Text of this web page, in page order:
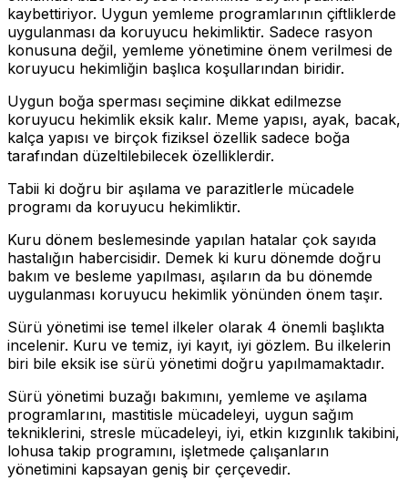
kaybettiriyor. Uygun yemleme programlarının çiftliklerde
uygulanması da koruyucu hekimliktir. Sadece rasyon
konusuna değil, yemleme yönetimine önem verilmesi de
koruyucu hekimliğin başlıca koşullarından biridir.
Uygun boğa sperması seçimine dikkat edilmezse
koruyucu hekimlik eksik kalır. Meme yapısı, ayak, bacak,
kalça yapısı ve birçok fiziksel özellik sadece boğa
tarafından düzeltilebilecek özelliklerdir.
Tabii ki doğru bir aşılama ve parazitlerle mücadele
programı da koruyucu hekimliktir.
Kuru dönem beslemesinde yapılan hatalar çok sayıda
hastalığın habercisidir. Demek ki kuru dönemde doğru
bakım ve besleme yapılması, aşıların da bu dönemde
uygulanması koruyucu hekimlik yönünden önem taşır.
Sürü yönetimi ise temel ilkeler olarak 4 önemli başlıkta
incelenir. Kuru ve temiz, iyi kayıt, iyi gözlem. Bu ilkelerin
biri bile eksik ise sürü yönetimi doğru yapılmamaktadır.
Sürü yönetimi buzağı bakımını, yemleme ve aşılama
programlarını, mastitisle mücadeleyi, uygun sağım
tekniklerini, stresle mücadeleyi, iyi, etkin kızgınlık takibini,
lohusa takip programını, işletmede çalışanların
yönetimini kapsayan geniş bir çerçevedir.